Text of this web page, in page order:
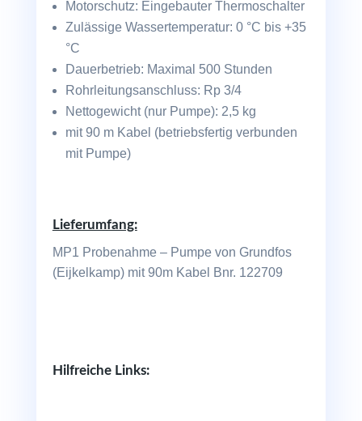
Motorschutz: Eingebauter Thermoschalter
Zulässige Wassertemperatur: 0 °C bis +35
°C
Dauerbetrieb: Maximal 500 Stunden
Rohrleitungsanschluss: Rp 3/4
Nettogewicht (nur Pumpe): 2,5 kg
mit 90 m Kabel (betriebsfertig verbunden
mit Pumpe)
Lieferumfang:
MP1 Probenahme – Pumpe von Grundfos
(Eijkelkamp) mit 90m Kabel Bnr. 122709
Hilfreiche Links: